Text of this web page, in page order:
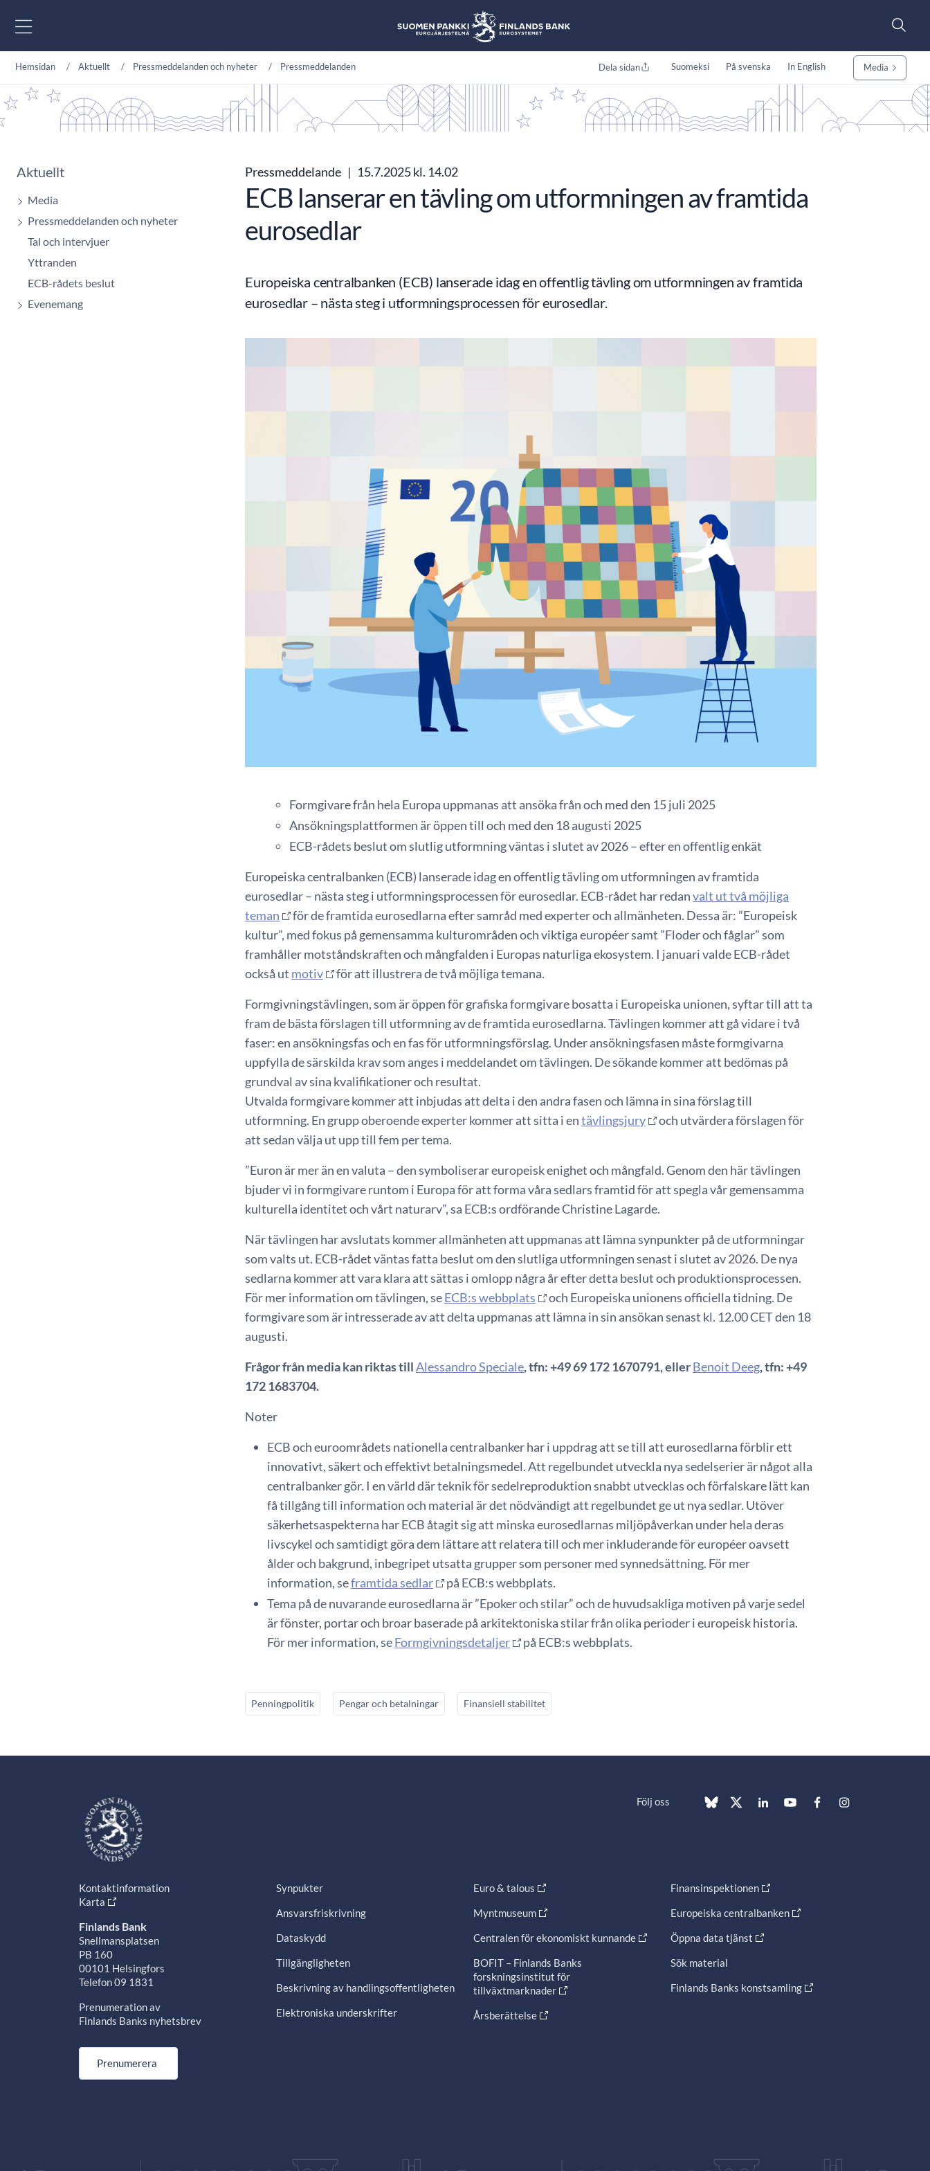
Hemsidan Aktuellt Pressmeddelanden och nyheter Pressmeddelanden Dela sidan Suomeksi På svenska In English Media
Aktuellt
Media
Pressmeddelanden och nyheter
Tal och intervjuer
Yttranden
ECB-rådets beslut
Evenemang
Pressmeddelande | 15.7.2025 kl. 14.02
ECB lanserar en tävling om utformningen av framtida
eurosedlar
Europeiska centralbanken (ECB) lanserade idag en offentlig tävling om utformningen av framtida
eurosedlar – nästa steg i utformningsprocessen för eurosedlar.
Formgivare från hela Europa uppmanas att ansöka från och med den 15 juli 2025
Ansökningsplattformen är öppen till och med den 18 augusti 2025
ECB-rådets beslut om slutlig utformning väntas i slutet av 2026 – efter en offentlig enkät
Europeiska centralbanken (ECB) lanserade idag en offentlig tävling om utformningen av framtida
eurosedlar – nästa steg i utformningsprocessen för eurosedlar. ECB-rådet har redanvalt ut två möjliga
teman
för de framtida eurosedlarna efter samråd med experter och allmänheten. Dessa är: ”Europeisk
kultur”, med fokus på gemensamma kulturområden och viktiga européer samt ”Floder och fåglar” som
framhåller motståndskraften och mångfalden i Europas naturliga ekosystem. I januari valde ECB-rådet
också ut motiv
för att illustrera de två möjliga temana.
Formgivningstävlingen, som är öppen för grafiska formgivare bosatta i Europeiska unionen, syftar till att ta
fram de bästa förslagen till utformning av de framtida eurosedlarna. Tävlingen kommer att gå vidare i två
faser: en ansökningsfas och en fas för utformningsförslag. Under ansökningsfasen måste formgivarna
uppfylla de särskilda krav som anges i meddelandet om tävlingen. De sökande kommer att bedömas på
grundval av sina kvalifikationer och resultat.
Utvalda formgivare kommer att inbjudas att delta i den andra fasen och lämna in sina förslag till
utformning. En grupp oberoende experter kommer att sitta i entävlingsjury
och utvärdera förslagen för
att sedan välja ut upp till fem per tema.
”Euron är mer än en valuta – den symboliserar europeisk enighet och mångfald. Genom den här tävlingen
bjuder vi in formgivare runtom i Europa för att forma våra sedlars framtid för att spegla vår gemensamma
kulturella identitet och vårt naturarv”, sa ECB:s ordförande Christine Lagarde.
När tävlingen har avslutats kommer allmänheten att uppmanas att lämna synpunkter på de utformningar
som valts ut. ECB-rådet väntas fatta beslut om den slutliga utformningen senast i slutet av 2026. De nya
sedlarna kommer att vara klara att sättas i omlopp några år efter detta beslut och produktionsprocessen.
För mer information om tävlingen, seECB:s webbplats
och Europeiska unionens officiella tidning. De
formgivare som är intresserade av att delta uppmanas att lämna in sin ansökan senast kl. 12.00 CET den 18
augusti.
Frågor från media kan riktas tillAlessandro Speciale, tfn: +49 69 172 1670791, ellerBenoit Deeg, tfn: +49
172 1683704.
Noter
ECB och euroområdets nationella centralbanker har i uppdrag att se till att eurosedlarna förblir ett
innovativt, säkert och effektivt betalningsmedel. Att regelbundet utveckla nya sedelserier är något alla
centralbanker gör. I en värld där teknik för sedelreproduktion snabbt utvecklas och förfalskare lätt kan
få tillgång till information och material är det nödvändigt att regelbundet ge ut nya sedlar. Utöver
säkerhetsaspekterna har ECB åtagit sig att minska eurosedlarnas miljöpåverkan under hela deras
livscykel och samtidigt göra dem lättare att relatera till och mer inkluderande för européer oavsett
ålder och bakgrund, inbegripet utsatta grupper som personer med synnedsättning. För mer
information, seframtida sedlar
på ECB:s webbplats.
Tema på de nuvarande eurosedlarna är ”Epoker och stilar” och de huvudsakliga motiven på varje sedel
är fönster, portar och broar baserade på arkitektoniska stilar från olika perioder i europeisk historia.
För mer information, seFormgivningsdetaljer på ECB:s webbplats.
Penningpolitik Pengar och betalningar Finansiell stabilitet
Följ oss
Kontaktinformation
Karta
Finlands Bank
Snellmansplatsen
PB 160
00101 Helsingfors
Telefon 09 1831
Prenumeration av
Finlands Banks nyhetsbrev
Prenumerera
Synpukter
Ansvarsfriskrivning
Dataskydd
Tillgängligheten
Beskrivning av handlingsoffentligheten
Elektroniska underskrifter
Euro & talous
Myntmuseum
Centralen för ekonomiskt kunnande
BOFIT – Finlands Banks
forskningsinstitut för
tillväxtmarknader
Årsberättelse
Finansinspektionen
Europeiska centralbanken
Öppna data tjänst
Sök material
Finlands Banks konstsamling